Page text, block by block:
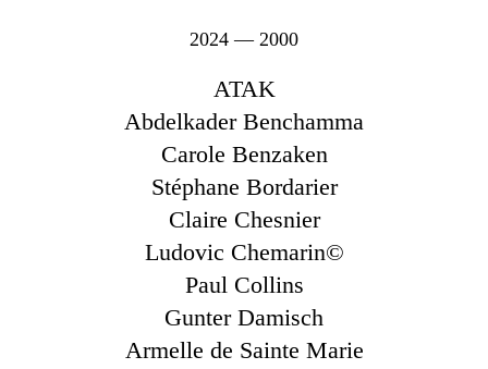
2024 — 2000
ATAK
Abdelkader Benchamma
Carole Benzaken
Stéphane Bordarier
Claire Chesnier
Ludovic Chemarin©
Paul Collins
Gunter Damisch
Armelle de Sainte Marie